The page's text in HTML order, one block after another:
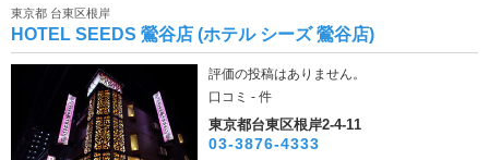
東京都 台東区根岸
HOTEL SEEDS 鶯谷店 (ホテル シーズ 鶯谷店)
評価の投稿はありません。
口コミ - 件
東京都台東区根岸2-4-11
03-3876-4333